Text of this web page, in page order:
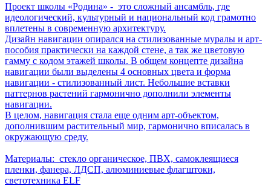
Проект школы «Родина» - это сложный ансамбль, где
идеологический, культурный и национальный код грамотно
вплетены в современную архитектуру.
Дизайн навигации опирался на стилизованные муралы и арт-
пособия практически на каждой стене, а так же цветовую
гамму с кодом этажей школы. В общем концепте дизайна
навигации были выделены 4 основных цвета и форма
навигации - стилизованный лист. Небольшие вставки
паттернов растений гармонично дополнили элементы
навигации.
В целом, навигация стала еще одним арт-объектом,
дополнившим растительный мир, гармонично вписалась в
окружающую среду.
Материалы: стекло органическое, ПВХ, самоклеящиеся
пленки, фанера, ЛДСП, алюминиевые флагштоки,
светотехника ELF